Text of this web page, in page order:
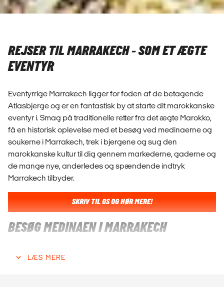
REJSER TIL MARRAKECH - SOM ET ÆGTE
EVENTYR
Eventyrrige Marrakech ligger for foden af de betagende
Atlasbjerge og er en fantastisk by at starte dit marokkanske
eventyr i. Smag på traditionelle retter fra det ægte Marokko,
få en historisk oplevelse med et besøg ved medinaerne og
soukerne i Marrakech, trek i bjergene og sug den
marokkanske kultur til dig gennem markederne, gaderne og
de mange nye, anderledes og spændende indtryk
Marrakech tilbyder.
SKRIV TIL OS OG HØR MERE!
BESØG MEDINAEN I MARRAKECH
labyrintisk netværk af snoede stræder og er på unesco's
LÆS MERE